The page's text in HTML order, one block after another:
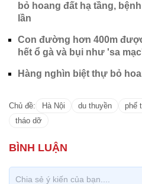
bỏ hoang đất hạ tầng,
lần
Con đường hơn 400m
hết ổ gà và bụi như 'sa
Hàng nghìn biệt thự bỏ
Chủ đề: Hà Nội du thuyền phế
tháo dỡ